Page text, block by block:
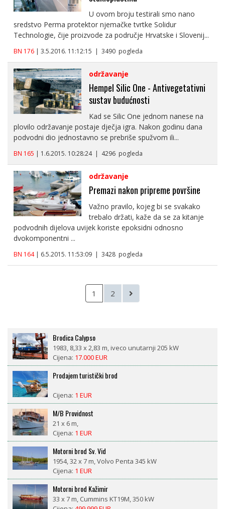
U ovom broju testirali smo nano
sredstvo Perma protektor njemačke tvrtke Solidur
Technologie, čije proizvode za područje Hrvatske i Slovenij...
BN 176 | 3.5.2016. 11:12:15 | 3490 pogleda
održavanje
Hempel Silic One - Antivegetativni
sustav budućnosti
Kad se Silic One jednom nanese na
plovilo održavanje postaje dječja igra. Nakon godinu dana
podvodni dio jednostavno se prebriše spužvom ili...
BN 165 | 1.6.2015. 10:28:24 | 4296 pogleda
održavanje
Premazi nakon pripreme površine
Važno pravilo, kojeg bi se svakako
trebalo držati, kaže da se za kitanje
podvodnih dijelova uvijek koriste epoksidni odnosno
dvokomponentni ...
BN 164 | 6.5.2015. 11:53:09 | 3428 pogleda
1 2
Brodica Calypso
1983, 8,33 x 2,83 m, iveco unutarnji 205 kW
Cijena: 17.000 EUR
Prodajem turistički brod
Cijena: 1 EUR
M/B Providnost
21 x 6 m,
Cijena: 1 EUR
Motorni brod Sv. Vid
1954, 32 x 7 m, Volvo Penta 345 kW
Cijena: 1 EUR
Motorni brod Kažimir
33 x 7 m, Cummins KT19M, 350 kW